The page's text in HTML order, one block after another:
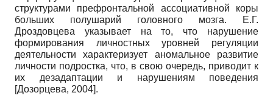
структурами префронтальной ассоциативной коры
больших полушарий головного мозга. Е.Г.
Дроздовцева указывает на то, что нарушение
формирования личностных уровней регуляции
деятельности характеризует аномальное развитие
личности подростка, что, в свою очередь, приводит к
их дезадаптации и нарушениям поведения
[Дозорцева, 2004].